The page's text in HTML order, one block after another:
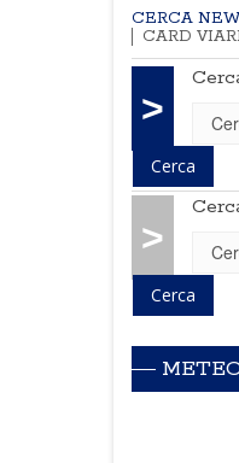
CERCA
CARD
>
>